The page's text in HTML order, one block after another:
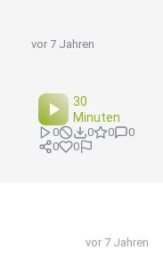
vor 7 Jahren
30
Minuten
0 0 0
0
0
0
vor 7 Jahren